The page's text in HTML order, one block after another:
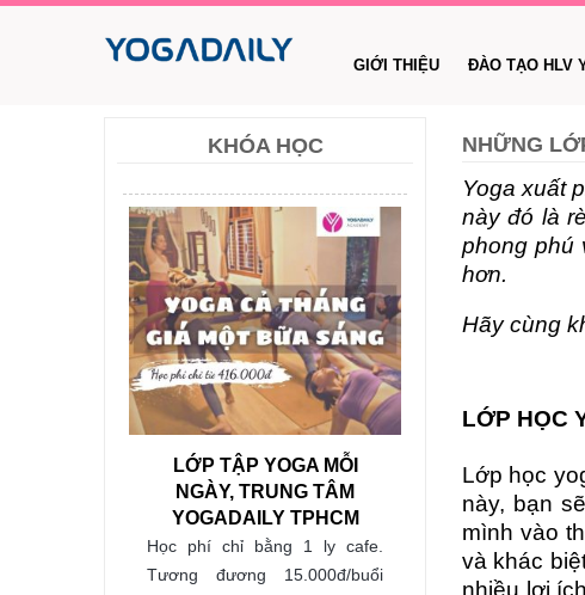
GIỚI THIỆU ĐÀO TẠO HLV
KHÓA HỌC
LỚP TẬP YOGA MỖI
NGÀY, TRUNG TÂM
YOGADAILY TPHCM
Học phí chỉ bằng 1 ly cafe.
Tương đương 15.000đ/buổi
NHỮNG
Yoga xuất
này đó là
phong phú
hơn.
Hãy cùng
LỚP HỌC
Lớp học
này, bạn
mình vào
và khác
nhiều lợi